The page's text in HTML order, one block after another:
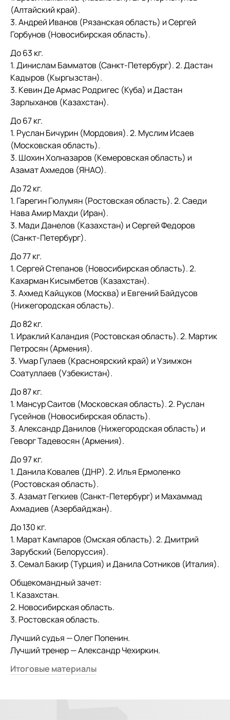
(Алтайский край).
3. Андрей Иванов (Рязанская область) и Сергей
Горбунов (Новосибирская область).
До 63 кг.
1. Динислам Бамматов (Санкт-Петербург). 2. Дастан
Кадыров (Кыргызстан).
3. Кевин Де Армас Родригес (Куба) и Дастан
Зарлыханов (Казахстан).
До 67 кг.
1. Руслан Бичурин (Мордовия). 2. Муслим Исаев
(Московская область).
3. Шохин Холназаров (Кемеровская область) и
Азамат Ахмедов (ЯНАО).
До 72 кг.
1. Гарегин Гюлумян (Ростовская область). 2. Саеди
Нава Амир Махди (Иран).
3. Мади Данелов (Казахстан) и Сергей Федоров
(Санкт-Петербург).
До 77 кг.
1. Сергей Степанов (Новосибирская область). 2.
Кахарман Кисымбетов (Казахстан).
3. Ахмед Кайцуков (Москва) и Евгений Байдусов
(Нижегородская область).
До 82 кг.
1. Ираклий Каландия (Ростовская область). 2. Мартик
Петросян (Армения).
3. Умар Гулаев (Красноярский край) и Узимжон
Соатуллаев (Узбекистан).
До 87 кг.
1. Мансур Саитов (Московская область). 2. Руслан
Гусейнов (Новосибирская область).
3. Александр Данилов (Нижегородская область) и
Геворг Тадевосян (Армения).
До 97 кг.
1. Данила Ковалев (ДНР). 2. Илья Ермоленко
(Ростовская область).
3. Азамат Гегкиев (Санкт-Петербург) и Махаммад
Ахмадиев (Азербайджан).
До 130 кг.
1. Марат Кампаров (Омская область). 2. Дмитрий
Зарубский (Белоруссия).
3. Семал Бакир (Турция) и Данила Сотников (Италия).
Общекомандный зачет:
1. Казахстан.
2. Новосибирская область.
3. Ростовская область.
Лучший судья — Олег Попенин.
Лучший тренер — Александр Чехиркин.
Итоговые материалы